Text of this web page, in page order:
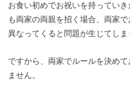
お食い初めでお祝いを持ってい
も両家の両親を招く場合、両家
異なってくると問題が生じてしま
ですから、両家でルールを決め
ません。